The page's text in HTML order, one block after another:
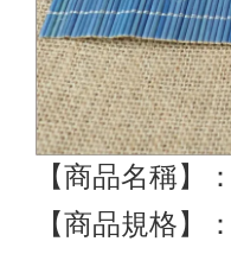
【商品名稱】
【商品規格】